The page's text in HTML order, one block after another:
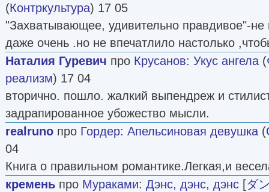
(Контркультура) 17 05
"Захватывающее, удивительно правдивое"-не
даже очень .но не впечатлило настолько
Наталия Гуревич про Крусанов: Укус ангела (
реализм) 17 04
вторично. пошло. жалкий выпендреж и
задрапированное убожество мысли.
realruno про Гордер: Апельсиновая девушка (
04
Книга о правильном романтике.Легкая,и
кремень про Мураками: Дэнс, дэнс, дэнс [ダ